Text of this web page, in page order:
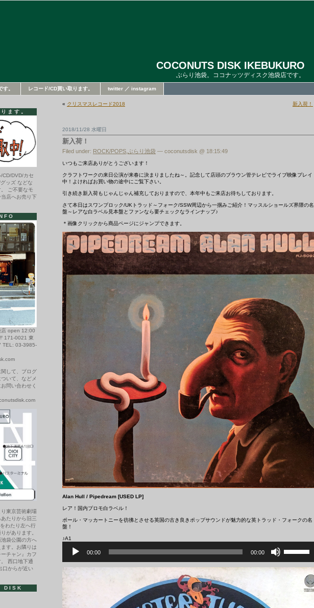
COCONUTS DISK IKEBUKURO
ぶらり池袋。ココナッツディスク池袋店です。
。 レコード/CD買い取ります。 twitter ／ instagram
« クリスマスレコード2018 新入荷！
2018/11/28 水曜日
新入荷！
Filed under: ROCK/POPS ぶらり池袋 — coconutsdisk @ 18:15:49
いつもご来店ありがとうございます！
クラフトワークの来日公演が来春に決まりましたね～。記念して店頭のブラウン管テレビでライブ映像プレイ
中！よければお買い物の途中にご覧下さい。
引き続き新入荷もじゃんじゃん補充しておりますので、本年中もご来店お待ちしております。
さて本日はスワンプロック/UKトラッド～フォーク/SSW周辺から一掴みご紹介！マッスルショールズ界隈の名
盤～レアな白ラベル見本盤とファンなら要チェックなラインナップ♪
＊画像クリックから商品ページにジャンプできます。
Alan Hull ‎/ Pipedream [USED LP]
レア！国内プロモ白ラベル！
ポール・マッカートニーを彷彿とさせる英国の古き良きポップサウンドが魅力的な英トラッド・フォークの名
盤！
♪A1
ヤ
ー
00:00 00:00
リ
ます。
CD/DVD/カセ
ッズ などな
ご不要なモ
当店へお売り下
店 open 12:00
171-0021 東
TEL: 03-3985-
関して、ブログ
いて、などメ
問い合わせく
東京芸術劇場
たりから旧三
わたり左へ行
があります。
袋公園の方へ
す。お隣りは
チャン』カフ
西口地下通
口からが近い
DISK